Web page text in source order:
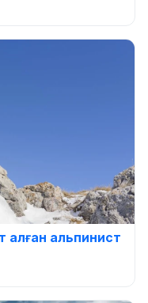
алған альпинист